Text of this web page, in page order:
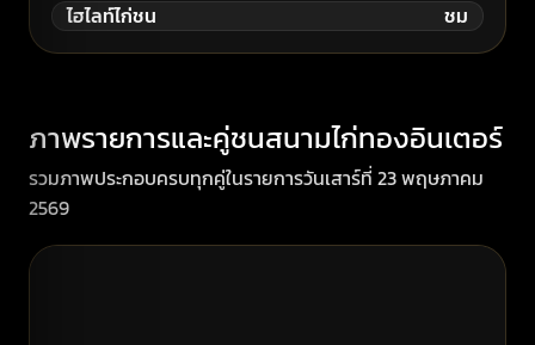
ไฮไลท์ไก่ชน
ชม
ภาพรายการและคู่ชนสนามไก่ทองอินเตอร์
รวมภาพประกอบครบทุกคู่ในรายการวันเสาร์ที่ 23 พฤษภาคม
2569